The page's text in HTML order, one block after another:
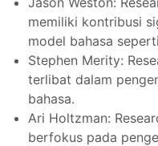
memiliki kontribusi
model bahasa
Stephen Merity:
terlibat dalam
bahasa.
Ari Holtzman:
berfokus pada